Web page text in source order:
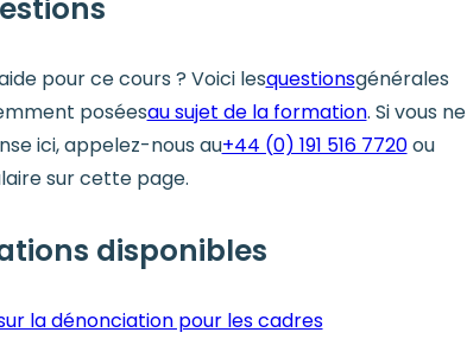
pour ce cours ? Voici lesquestionsgénérales
poséesau sujet de la formation. Si vous ne
ici, appelez-nous au+44 (0) 191 516 7720ou
sur cette page.
disponibles
la dénonciation pour les cadres